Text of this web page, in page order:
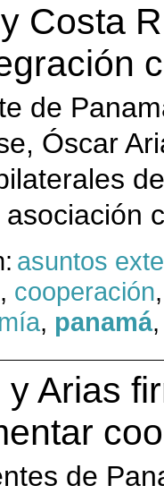
Costa
de
Óscar
asociación
asuntos
, cooperación
, panamá
y Arias
de